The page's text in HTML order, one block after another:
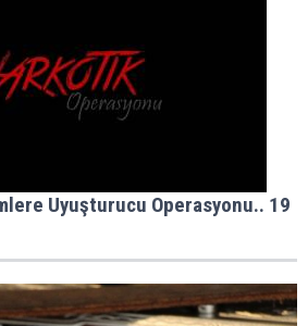
Uyuşturucu Operasyonu.. 19